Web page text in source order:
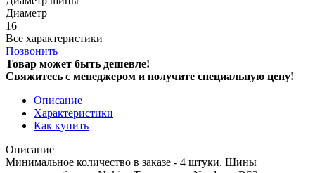
Диаметр
16
Все характеристики
Позвонить
Товар может быть дешевле!
Свяжитесь с менеджером и получите специальную цену!
Описание
Характеристики
Как купить
Описание
Минимальное количество в заказе - 4 штуки. Шины